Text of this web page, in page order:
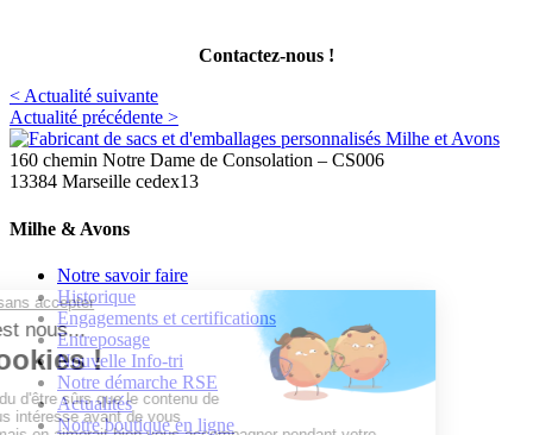
Contactez-nous !
< Actualité suivante
Actualité précédente >
160 chemin Notre Dame de Consolation – CS006
13384 Marseille cedex13
Milhe & Avons
Notre savoir faire
Historique
Engagements et certifications
Entreposage
Nouvelle Info-tri
Notre démarche RSE
Actualités
Notre boutique en ligne